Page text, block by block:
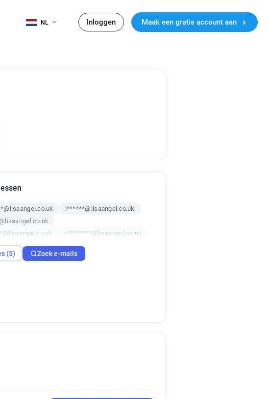
NL Inloggen Maak een gratis account aan
l******@lisaangel.co.uk
c********@lisaangel.co.uk
(5) Zoek e-mails